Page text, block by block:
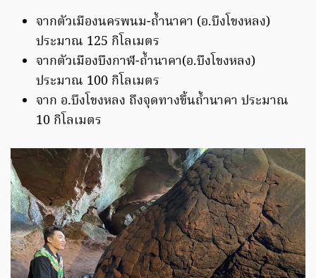
จากตัวเมืองนครพนม-ถ้ำนาคา (อ.บึงโขงหลง)
ประมาณ 125 กิโลเมตร
จากตัวเมืองบึงกาฬ-ถ้ำนาคา(อ.บึงโขงหลง)
ประมาณ 100 กิโลเมตร
จาก อ.บึงโขงหลง ถึงจุดทางขึ้นถ้ำนาคา ประมาณ
10 กิโลเมตร